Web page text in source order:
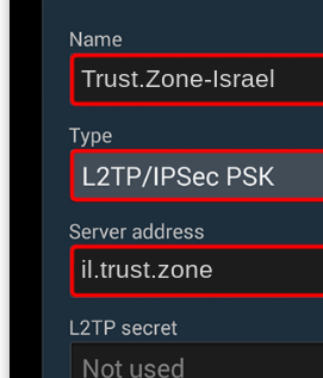
Trust.Zone-Israel
il.trust.zone